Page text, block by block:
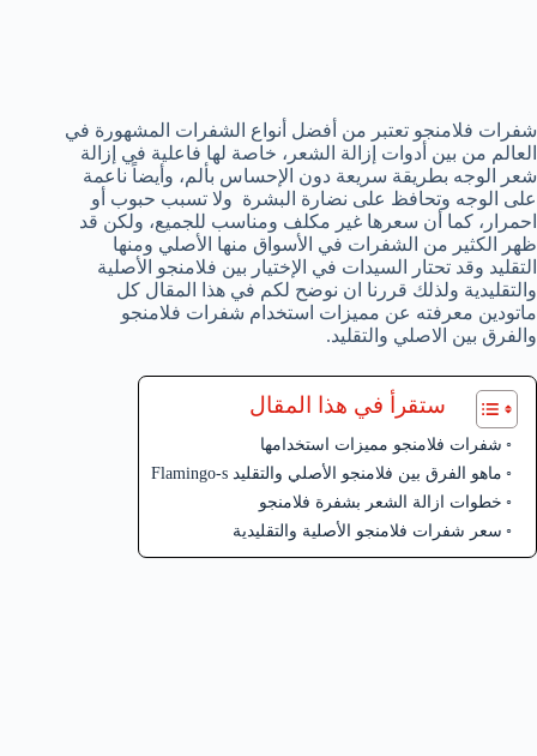
شفرات فلامنجو تعتبر من أفضل أنواع الشفرات المشهورة في
العالم من بين أدوات إزالة الشعر، خاصة لها فاعلية في إزالة
شعر الوجه بطريقة سريعة دون الإحساس بألم، وأيضاً ناعمة
على الوجه وتحافظ على نضارة البشرة ولا تسبب حبوب أو
احمرار، كما أن سعرها غير مكلف ومناسب للجميع، ولكن قد
ظهر الكثير من الشفرات في الأسواق منها الأصلي ومنها
التقليد وقد تحتار السيدات في الإختيار بين فلامنجو الأصلية
والتقليدية ولذلك قررنا ان نوضح لكم في هذا المقال كل
ماتودين معرفته عن مميزات استخدام شفرات فلامنجو
والفرق بين الاصلي والتقليد.
ستقرأ في هذا المقال
شفرات فلامنجو مميزات استخدامها
ماهو الفرق بين فلامنجو الأصلي والتقليد Flamingo-s
خطوات ازالة الشعر بشفرة فلامنجو
سعر شفرات فلامنجو الأصلية والتقليدية